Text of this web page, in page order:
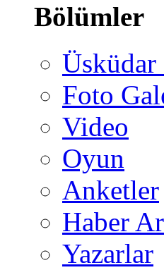
Bölümler
Üsküdar
Foto
Video
Oyun
Anketler
Haber
Yazarlar